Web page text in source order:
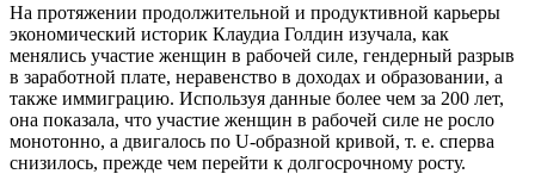
На протяжении продолжительной и продуктивной карьеры
экономический историк Клаудиа Голдин изучала, как
менялись участие женщин в рабочей силе, гендерный разрыв
в заработной плате, неравенство в доходах и образовании, а
также иммиграцию. Используя данные более чем за 200 лет,
она показала, что участие женщин в рабочей силе не росло
монотонно, а двигалось по U-образной кривой, т. е. сперва
снизилось, прежде чем перейти к долгосрочному росту.